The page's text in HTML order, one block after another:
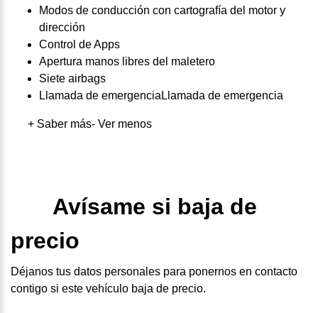
Modos de conducción con cartografía del motor y
dirección
Control de Apps
Apertura manos libres del maletero
Siete airbags
Llamada de emergenciaLlamada de emergencia
+ Saber más- Ver menos
Avísame si baja de
precio
Déjanos tus datos personales para ponernos en contacto
contigo si este vehículo baja de precio.